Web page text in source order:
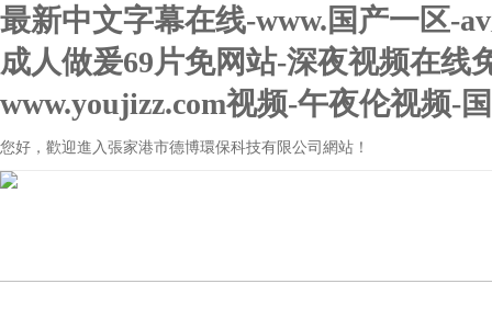
最新中文字幕在线-www.国产一区-
成人做爰69片免网站-深夜视频在线
www.youjizz.com视频-午夜伦视频-
您好，歡迎進入張家港市德博環保科技有限公司網站！